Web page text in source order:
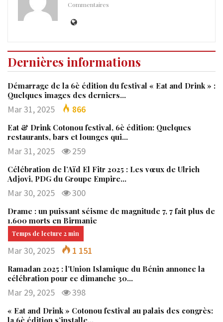
Commentaires
Dernières informations
Démarrage de la 6è édition du festival « Eat and Drink » :
Quelques images des derniers…
Mar 31, 2025 866
Eat & Drink Cotonou festival, 6è édition: Quelques
restaurants, bars et lounges qui…
Mar 31, 2025 259
Célébration de l’Aïd El Fitr 2025 : Les vœux de Ulrich
Adjovi, PDG du Groupe Empire…
Mar 30, 2025 300
Drame : un puissant séisme de magnitude 7, 7 fait plus de
1.600 morts en Birmanie
Mar 30, 2025 1 151
Ramadan 2025 : l’Union Islamique du Bénin annonce la
célébration pour ce dimanche 30…
Mar 29, 2025 398
« Eat and Drink » Cotonou festival au palais des congrès: